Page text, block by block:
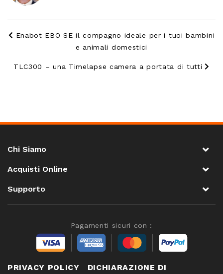
Enabot EBO SE il compagno ideale per i tuoi bambini
e animali domestici
TLC300 – una Timelapse camera a portata di tutti
Chi Siamo
Acquisti Online
Supporto
Pagamenti sicuri con :
PRIVACY POLICY DICHIARAZIONE DI